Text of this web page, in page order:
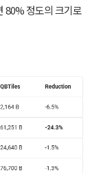
80% 정도의 크기로